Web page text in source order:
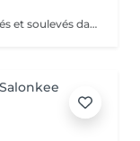
Lors de la séance, les poils sont lissés, brossés et soulevés dans la forme souhaitée. Ils sont ensuite fixés à l'aide d'une lotion spéciale. Cette technique conviendra à celles qui rêvent d'épaissir leurs sourcils mais aussi de couvrir de petits espaces, de petits trous et d'obtenir un look naturel, tout en légèreté. Les sourcils ne sont pas figés et restent malléables. Il est donc possible de les peigner vers le haut ou sur le côté selon le look souhaité. * Un soin à appliquer à domicile vous sera offert lors de la prestation *